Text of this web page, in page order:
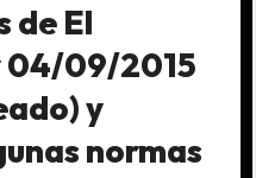
de El
04/09/2015
y
normas